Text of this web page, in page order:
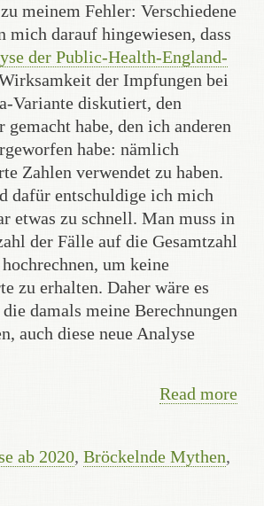
meinem Fehler: Verschiedene
mich darauf hingewiesen, dass
der Public-Health-England-
der Impfungen bei
Variante diskutiert, den
gemacht habe, den ich anderen
habe: nämlich
Zahlen verwendet zu haben.
dafür entschuldige ich mich
etwas zu schnell. Man muss in
der Fälle auf die Gesamtzahl
um keine
zu erhalten. Daher wäre es
damals meine Berechnungen
auch diese neue Analyse
Read more
ab 2020, Bröckelnde Mythen,